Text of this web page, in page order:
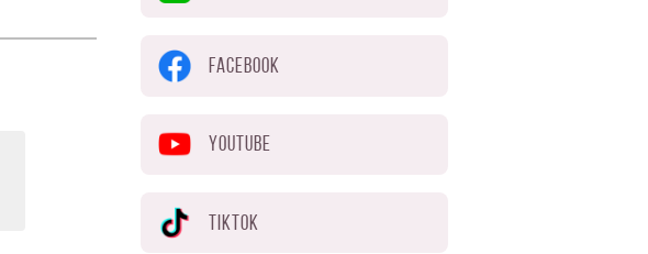
FACEBOOK
YOUTUBE
TIKTOK